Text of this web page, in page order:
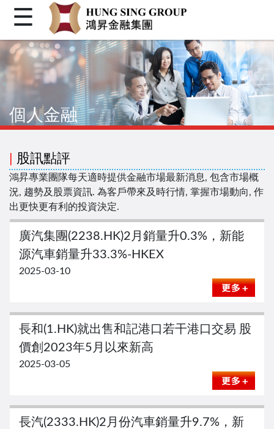
首頁
關於我們
機構金融
客戶登入
繁體
简体
Facebook
☰
個人金融
股訊點評
鴻昇專業團隊每天適時提供金融市場最新消息, 包含市場概
況, 趨勢及股票資訊. 為客戶帶來及時行情, 掌握市場動向, 作
出更快更有利的投資決定.
廣汽集團(2238.HK)2月銷量升0.3%，新能
源汽車銷量升33.3%-HKEX
2025-03-10
長和(1.HK)就出售和記港口若干港口交易 股
價創2023年5月以來新高
2025-03-05
長汽(2333.HK)2月份汽車銷量升9.7%，新